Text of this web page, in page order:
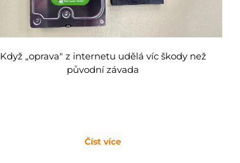
Když „oprava" z internetu udělá víc škody než
původní závada
Číst více